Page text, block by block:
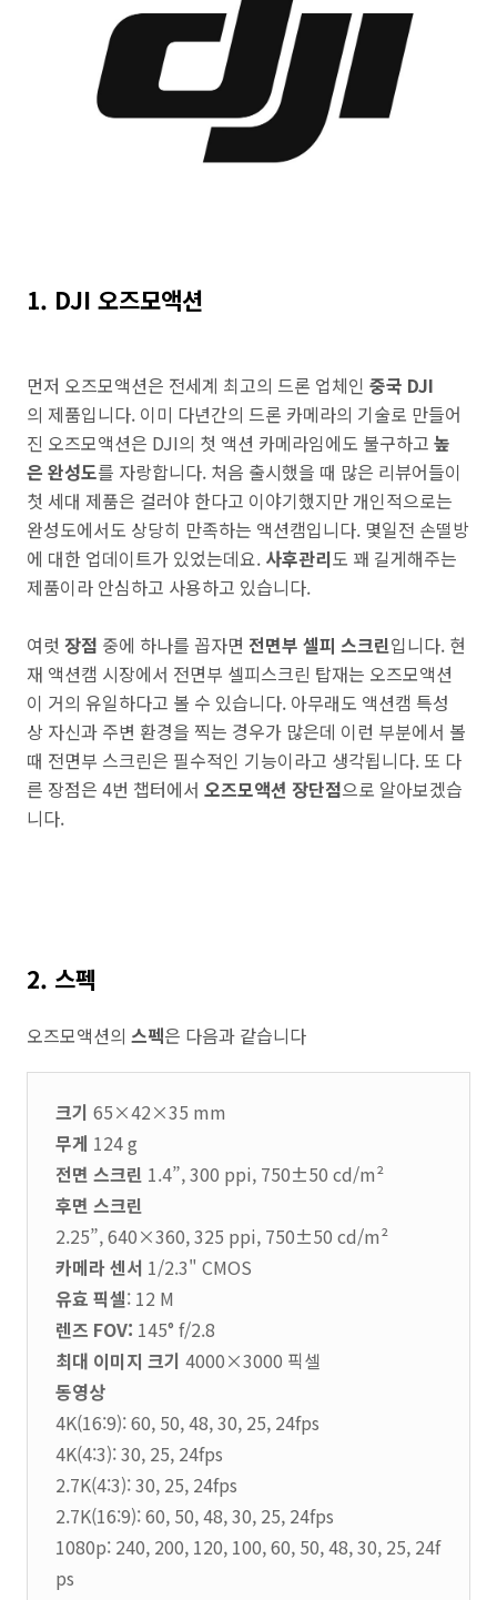
1. DJI 오즈모액션
먼저 오즈모액션은 전세계 최고의 드론 업체인 중국 DJI
의 제품입니다. 이미 다년간의 드론 카메라의 기술로 만들어
진 오즈모액션은 DJI의 첫 액션 카메라임에도 불구하고 높
은 완성도를 자랑합니다. 처음 출시했을 때 많은 리뷰어들이
첫 세대 제품은 걸러야 한다고 이야기했지만 개인적으로는
완성도에서도 상당히 만족하는 액션캠입니다. 몇일전 손떨방
에 대한 업데이트가 있었는데요. 사후관리도 꽤 길게해주는
제품이라 안심하고 사용하고 있습니다.
여럿 장점 중에 하나를 꼽자면 전면부 셀피 스크린입니다. 현
재 액션캠 시장에서 전면부 셀피스크린 탑재는 오즈모액션
이 거의 유일하다고 볼 수 있습니다. 아무래도 액션캠 특성
상 자신과 주변 환경을 찍는 경우가 많은데 이런 부분에서 볼
때 전면부 스크린은 필수적인 기능이라고 생각됩니다. 또 다
른 장점은 4번 챕터에서 오즈모액션 장단점으로 알아보겠습
니다.
2. 스펙
오즈모액션의 스펙은 다음과 같습니다
크기 65×42×35 mm
무게 124 g
전면 스크린 1.4”, 300 ppi, 750±50 cd/m²
후면 스크린
2.25”, 640×360, 325 ppi, 750±50 cd/m²
카메라 센서 1/2.3" CMOS
유효 픽셀: 12 M
렌즈 FOV: 145° f/2.8
최대 이미지 크기 4000×3000 픽셀
동영상
4K(16:9): 60, 50, 48, 30, 25, 24fps
4K(4:3): 30, 25, 24fps
2.7K(4:3): 30, 25, 24fps
2.7K(16:9): 60, 50, 48, 30, 25, 24fps
1080p: 240, 200, 120, 100, 60, 50, 48, 30, 25, 24f
ps